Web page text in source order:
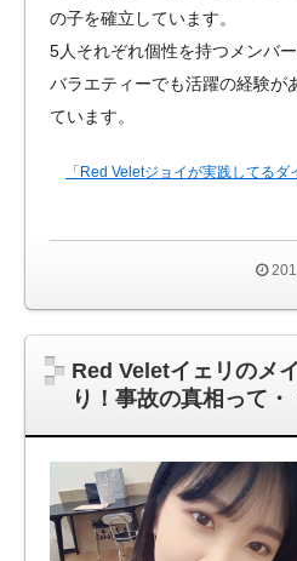
の子を確立しています。
5人それぞれ個性を持つメンバー
バラエティーでも活躍の経験が
ています。
「Red Veletジョイが実践してる
Red Veletイェリのメ
り！事故の真相って・